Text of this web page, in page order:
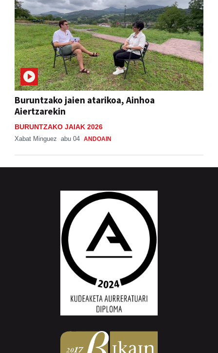
Buruntzako jaien atarikoa, Ainhoa
Aiertzarekin
BURUNTZAKO JAIAK 2026
Xabat Minguez abu 04 ANDOAIN